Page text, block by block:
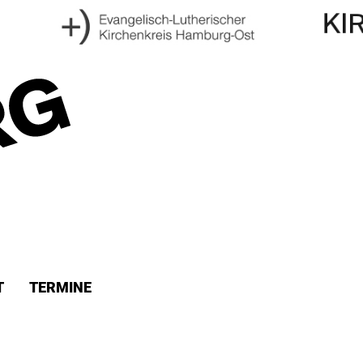
TERMINE